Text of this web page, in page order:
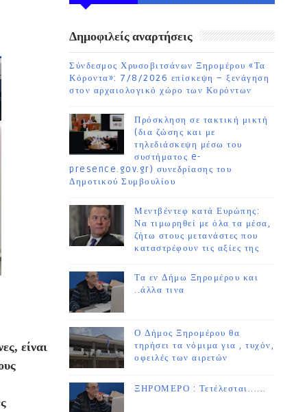
είναι
Δημοφιλείς αναρτήσεις
Σύνδεσμος Χρυσοβιτσάνων Ξηρομέρου «Τα
Κόροντα»: 7/8/2026 επίσκεψη – ξενάγηση
στον αρχαιολογικό χώρο των Κορόντων
Πρόσκληση σε τακτική μικτή
(δια ζώσης και με
τηλεδιάσκεψη μέσω του
συστήματος e-
presence.gov.gr) συνεδρίασης του
Δημοτικού Συμβουλίου
Μεντβέντεφ κατά Ευρώπης:
Να τιμωρηθεί με όλα τα μέσα,
ζήτω στους μετανάστες που
καταστρέφουν τις αξίες της
Τα εν Δήμω Ξηρομέρου και
..άλλα τινα
Ο Δήμος Ξηρομέρου θα
τηρήσει τα νόμιμα για , τυχόν,
οφειλές των αιρετών
ΞΗΡΟΜΕΡΟ : Τετέλεσται......